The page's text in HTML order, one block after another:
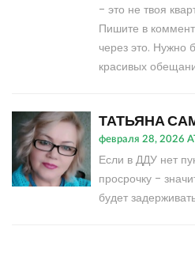
- это не твоя
Пишите в
через это. Нужно
красивых
ТАТЬЯНА
февраля 28, 2026
Если в ДДУ нет
просрочку -
будет